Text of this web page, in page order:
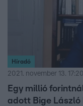
Híradó
2021. november 13. 17:20
Egy millió
adott Bige László